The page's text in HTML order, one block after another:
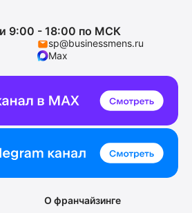
9:00 - 18:00 по МСК
sp@businessmens.ru
Max
О франчайзинге